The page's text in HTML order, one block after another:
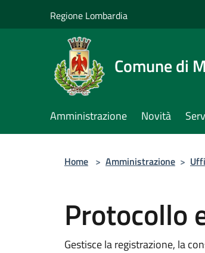
Regione Lombardia
Comune di
Amministrazione Novità
Home > Amministrazione >
Protocollo
Gestisce la registrazione, la